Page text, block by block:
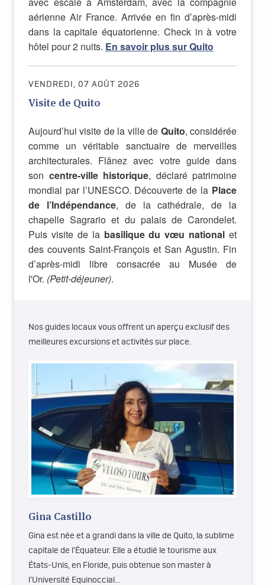
aérienne Air France. Arrivée en fin d’après-midi
dans la capitale équatorienne. Check in à votre
hôtel pour 2 nuits. En savoir plus sur Quito
VENDREDI, 07 AOÛT 2026
Visite de Quito
Aujourd’hui visite de la ville de Quito, considérée
comme un véritable sanctuaire de merveilles
architecturales. Flânez avec votre guide dans
son centre-ville historique, déclaré patrimoine
mondial par l’UNESCO. Découverte de la Place
de l’Indépendance, de la cathédrale, de la
chapelle Sagrario et du palais de Carondelet.
Puis visite de la basilique du vœu national et
des couvents Saint-François et San Agustin. Fin
d’après-midi libre consacrée au Musée de
l'Or. (Petit-déjeuner).
Nos guides locaux vous offrent un aperçu exclusif des
meilleures excursions et activités sur place.
Gina Castillo
Gina est née et a grandi dans la ville de Quito, la sublime
capitale de l’Équateur. Elle a étudié le tourisme aux
États-Unis, en Floride, puis obtenue son master à
l'Université Equinoccial…